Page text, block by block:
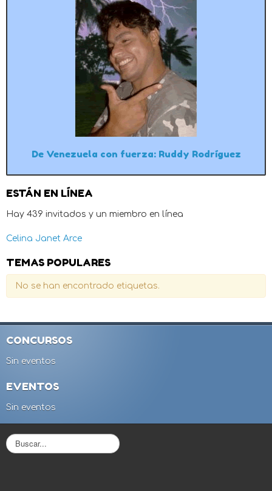
De Venezuela con fuerza: Ruddy Rodríguez
ESTÁN EN LÍNEA
Hay 439 invitados y un miembro en línea
Celina Janet Arce
TEMAS POPULARES
No se han encontrado etiquetas.
CONCURSOS
Sin eventos
EVENTOS
Sin eventos
B
u